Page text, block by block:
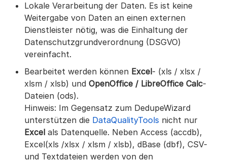
Lokale Verarbeitung der Daten. Es ist keine
Weitergabe von Daten an einen externen
Dienstleister nötig, was die Einhaltung der
Datenschutzgrundverordnung (DSGVO)
vereinfacht.
Bearbeitet werden können Excel- (xls / xlsx /
xlsm / xlsb) und OpenOffice / LibreOffice Calc-
Dateien (ods).
Hinweis: Im Gegensatz zum DedupeWizard
unterstützen die DataQualityTools nicht nur
Excel als Datenquelle. Neben Access (accdb),
Excel(xls /xlsx / xlsm / xlsb), dBase (dbf), CSV-
und Textdateien werden von den